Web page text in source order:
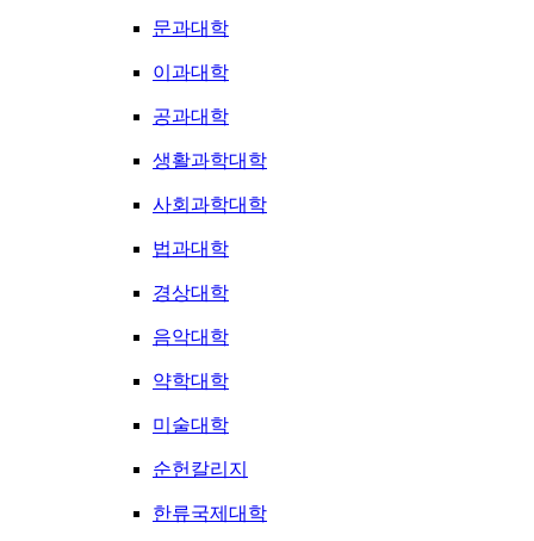
문과대학
이과대학
공과대학
생활과학대학
사회과학대학
법과대학
경상대학
음악대학
약학대학
미술대학
순헌칼리지
한류국제대학